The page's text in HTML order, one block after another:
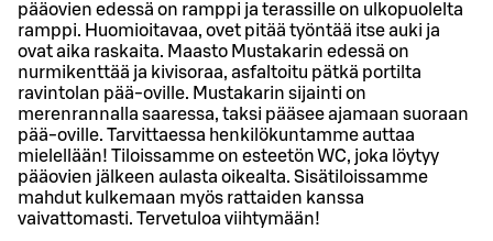
pääovien edessä on ramppi ja terassille on ulkopuolelta
ramppi. Huomioitavaa, ovet pitää työntää itse auki ja
ovat aika raskaita. Maasto Mustakarin edessä on
nurmikenttää ja kivisoraa, asfaltoitu pätkä portilta
ravintolan pää-oville. Mustakarin sijainti on
merenrannalla saaressa, taksi pääsee ajamaan suoraan
pää-oville. Tarvittaessa henkilökuntamme auttaa
mielellään! Tiloissamme on esteetön WC, joka löytyy
pääovien jälkeen aulasta oikealta. Sisätiloissamme
mahdut kulkemaan myös rattaiden kanssa
vaivattomasti. Tervetuloa viihtymään!